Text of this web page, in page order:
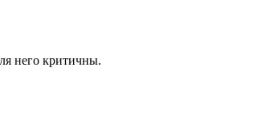
него критичны.